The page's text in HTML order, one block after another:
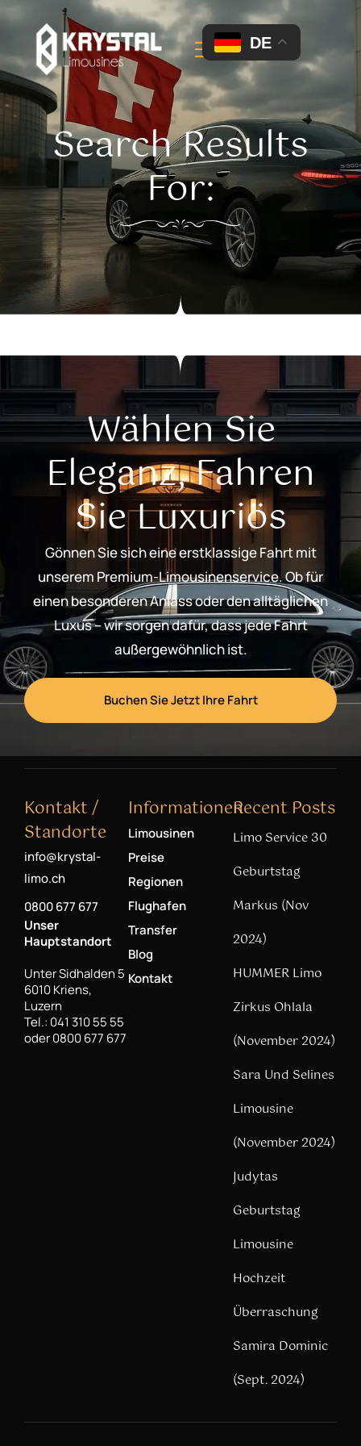
Search Results
For:
Wählen Sie
Eleganz, Fahren
Sie Luxuriös
Gönnen Sie sich eine erstklassige Fahrt mit
unserem Premium-Limousinenservice. Ob für
einen besonderen Anlass oder den alltäglichen
Luxus – wir sorgen dafür, dass jede Fahrt
außergewöhnlich ist.
Buchen Sie Jetzt Ihre Fahrt
Kontakt /
Standorte
info@krystal-
limo.ch
0800 677 677
Unser
Hauptstandort
Unter Sidhalden 5
6010 Kriens,
Luzern
Tel.: 041 310 55 55
oder 0800 677 677
Informationen
Limousinen
Preise
Regionen
Flughafen
Transfer
Blog
Kontakt
Recent Posts
Limo Service 30
Geburtstag
Markus (Nov
2024)
HUMMER Limo
Zirkus Ohlala
(November 2024)
Sara Und Selines
Limousine
(November 2024)
Judytas
Geburtstag
Limousine
Hochzeit
Überraschung
Samira Dominic
(Sept. 2024)
DE